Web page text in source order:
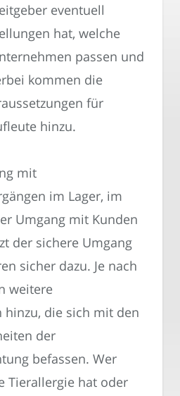
eventuell
hat, welche
passen und
kommen die
für
hinzu.
mit
im Lager, im
Umgang mit Kunden
der sichere Umgang
sicher dazu. Je nach
weitere
hinzu, die sich mit den
der
befassen. Wer
Tierallergie hat oder